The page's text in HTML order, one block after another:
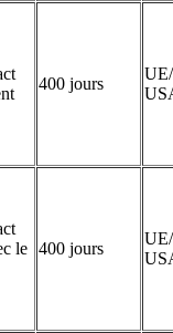
400 jours
le 400 jours